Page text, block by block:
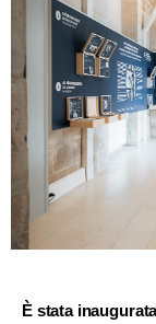
È stata